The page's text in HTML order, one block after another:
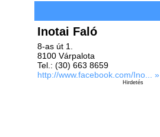
Inotai Faló
8-as út 1.
8100 Várpalota
Tel.: (30) 663 8659
http://www.facebook.com/Ino... »
Hirdetés